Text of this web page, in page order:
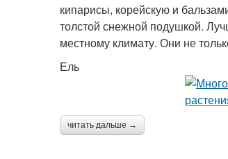
кипарисы, корейскую и
толстой снежной подушкой.
местному климату. Они не
Ель
читать дальше →